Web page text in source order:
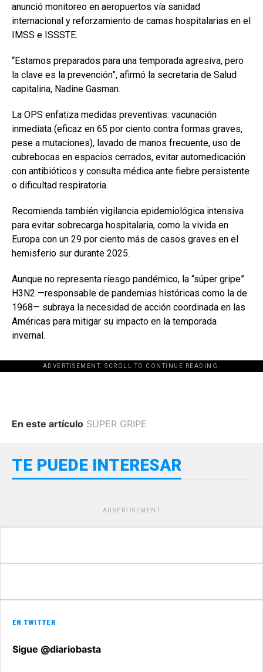
anunció monitoreo en aeropuertos vía sanidad
internacional y reforzamiento de camas hospitalarias en el
IMSS e ISSSTE.
“Estamos preparados para una temporada agresiva, pero
la clave es la prevención”, afirmó la secretaria de Salud
capitalina, Nadine Gasman.
La OPS enfatiza medidas preventivas: vacunación
inmediata (eficaz en 65 por ciento contra formas graves,
pese a mutaciones), lavado de manos frecuente, uso de
cubrebocas en espacios cerrados, evitar automedicación
con antibióticos y consulta médica ante fiebre persistente
o dificultad respiratoria.
Recomienda también vigilancia epidemiológica intensiva
para evitar sobrecarga hospitalaria, como la vivida en
Europa con un 29 por ciento más de casos graves en el
hemisferio sur durante 2025.
Aunque no representa riesgo pandémico, la “súper gripe”
H3N2 —responsable de pandemias históricas como la de
1968— subraya la necesidad de acción coordinada en las
Américas para mitigar su impacto en la temporada
invernal.
ADVERTISEMENT. SCROLL TO CONTINUE READING.
En este artículo SUPER GRIPE
TE PUEDE INTERESAR
ADVERTISEMENT
EN TWITTER
Sigue @diariobasta